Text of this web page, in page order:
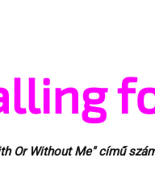
Or Without Me" című